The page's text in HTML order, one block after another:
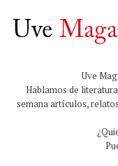
Uve
Hablamos de
semana artículos,